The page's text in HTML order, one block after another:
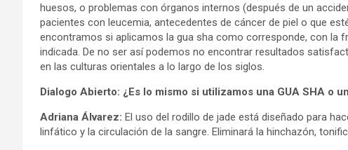
huesos, o problemas con órganos internos (después de un
pacientes con leucemia, antecedentes de cáncer de piel o que
encontramos si aplicamos la gua sha como corresponde, con la
indicada. De no ser así podemos no encontrar resultados
en las culturas orientales a lo largo de los siglos.
Dialogo Abierto: ¿Es lo mismo si utilizamos una GUA SHA o
Adriana Álvarez: El uso del rodillo de jade está diseñado para
linfático y la circulación de la sangre. Eliminará la hinchazón,